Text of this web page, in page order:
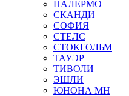
ПАЛЕРМО
СКАНДИ
СОФИЯ
СТЕЛС
СТОКГОЛЬМ
ТАУЭР
ТИВОЛИ
ЭШЛИ
ЮНОНА МН